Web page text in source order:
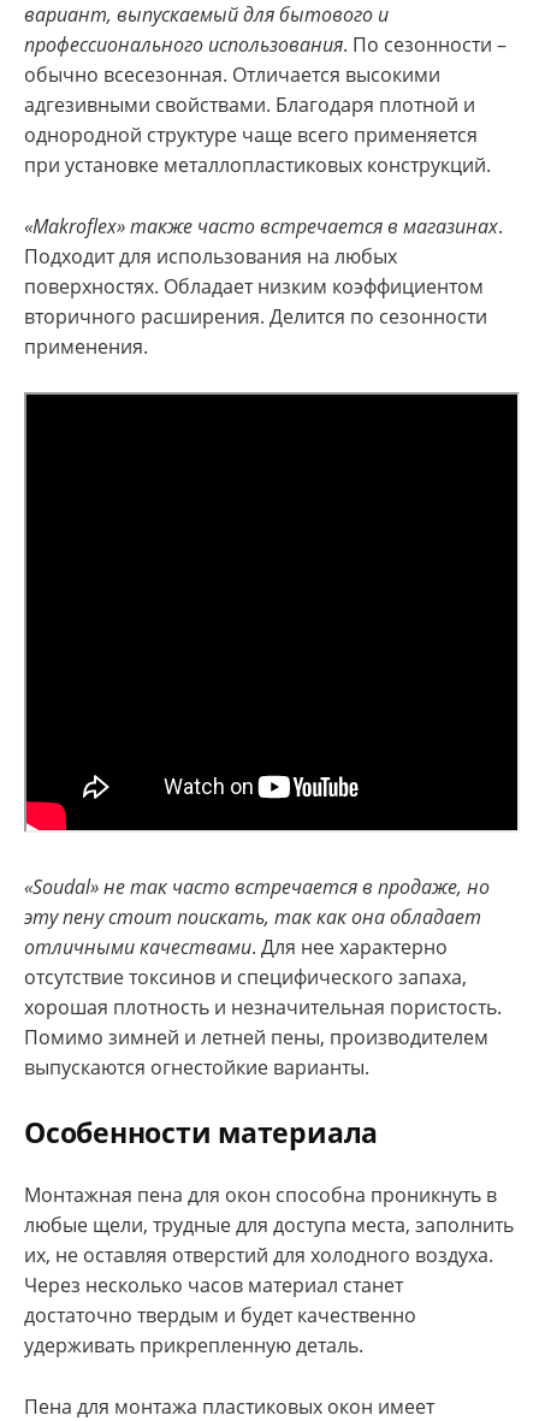
вариант, выпускаемый для бытового и
профессионального использования. По сезонности –
обычно всесезонная. Отличается высокими
адгезивными свойствами. Благодаря плотной и
однородной структуре чаще всего применяется
при установке металлопластиковых конструкций.
«Makroflex» также часто встречается в магазинах.
Подходит для использования на любых
поверхностях. Обладает низким коэффициентом
вторичного расширения. Делится по сезонности
применения.
«Soudal» не так часто встречается в продаже, но
эту пену стоит поискать, так как она обладает
отличными качествами. Для нее характерно
отсутствие токсинов и специфического запаха,
хорошая плотность и незначительная пористость.
Помимо зимней и летней пены, производителем
выпускаются огнестойкие варианты.
Особенности материала
Монтажная пена для окон способна проникнуть в
любые щели, трудные для доступа места, заполнить
их, не оставляя отверстий для холодного воздуха.
Через несколько часов материал станет
достаточно твердым и будет качественно
удерживать прикрепленную деталь.
Пена для монтажа пластиковых окон имеет